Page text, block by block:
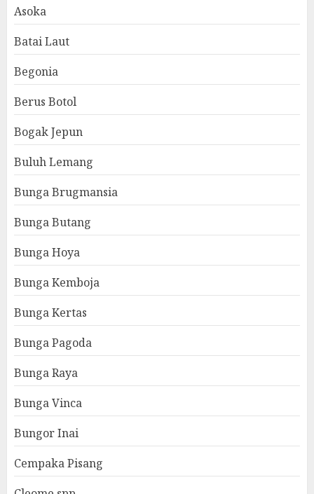
Asoka
Batai Laut
Begonia
Berus Botol
Bogak Jepun
Buluh Lemang
Bunga Brugmansia
Bunga Butang
Bunga Hoya
Bunga Kemboja
Bunga Kertas
Bunga Pagoda
Bunga Raya
Bunga Vinca
Bungor Inai
Cempaka Pisang